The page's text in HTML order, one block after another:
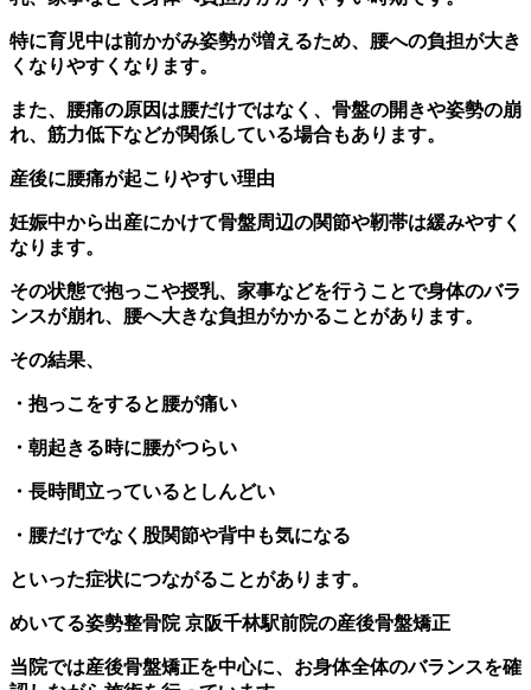
特に育児中は前かがみ姿勢が増えるため、腰への負担が大き
くなりやすくなります。
また、腰痛の原因は腰だけではなく、骨盤の開きや姿勢の崩
れ、筋力低下などが関係している場合もあります。
産後に腰痛が起こりやすい理由
妊娠中から出産にかけて骨盤周辺の関節や靭帯は緩みやすく
なります。
その状態で抱っこや授乳、家事などを行うことで身体のバラ
ンスが崩れ、腰へ大きな負担がかかることがあります。
その結果、
・抱っこをすると腰が痛い
・朝起きる時に腰がつらい
・長時間立っているとしんどい
・腰だけでなく股関節や背中も気になる
といった症状につながることがあります。
めいてる姿勢整骨院 京阪千林駅前院の産後骨盤矯正
当院では産後骨盤矯正を中心に、お身体全体のバランスを確